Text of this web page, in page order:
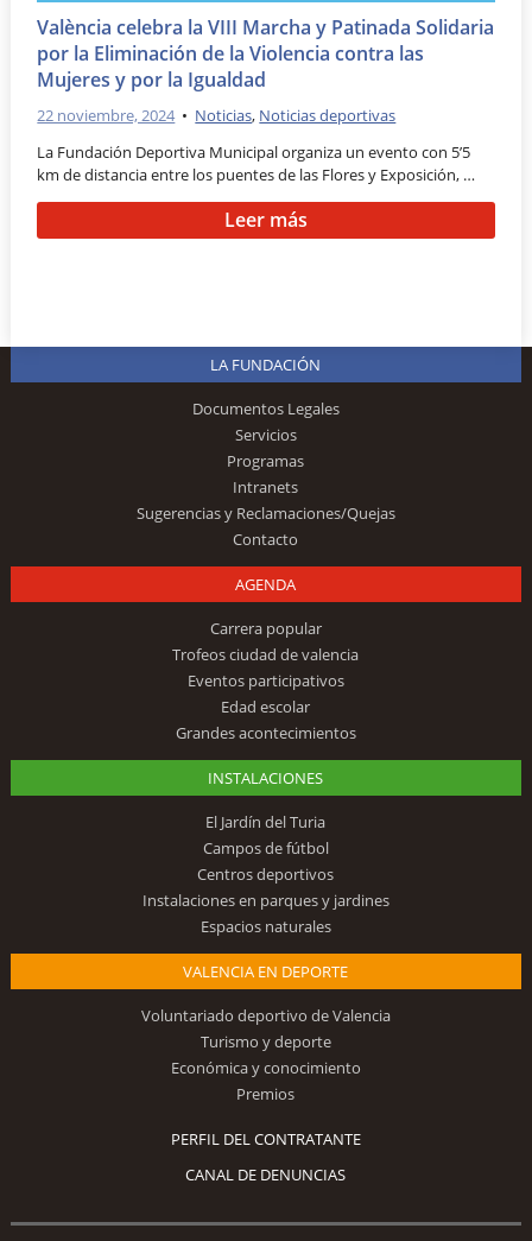
València celebra la VIII Marcha y Patinada Solidaria
por la Eliminación de la Violencia contra las
Mujeres y por la Igualdad
22 noviembre, 2024 • Noticias, Noticias deportivas
La Fundación Deportiva Municipal organiza un evento con 5’5
km de distancia entre los puentes de las Flores y Exposición, …
Leer más
LA FUNDACIÓN
Documentos Legales
Servicios
Programas
Intranets
Sugerencias y Reclamaciones/Quejas
Contacto
AGENDA
Carrera popular
Trofeos ciudad de valencia
Eventos participativos
Edad escolar
Grandes acontecimientos
INSTALACIONES
El Jardín del Turia
Campos de fútbol
Centros deportivos
Instalaciones en parques y jardines
Espacios naturales
VALENCIA EN DEPORTE
Voluntariado deportivo de Valencia
Turismo y deporte
Económica y conocimiento
Premios
PERFIL DEL CONTRATANTE
CANAL DE DENUNCIAS